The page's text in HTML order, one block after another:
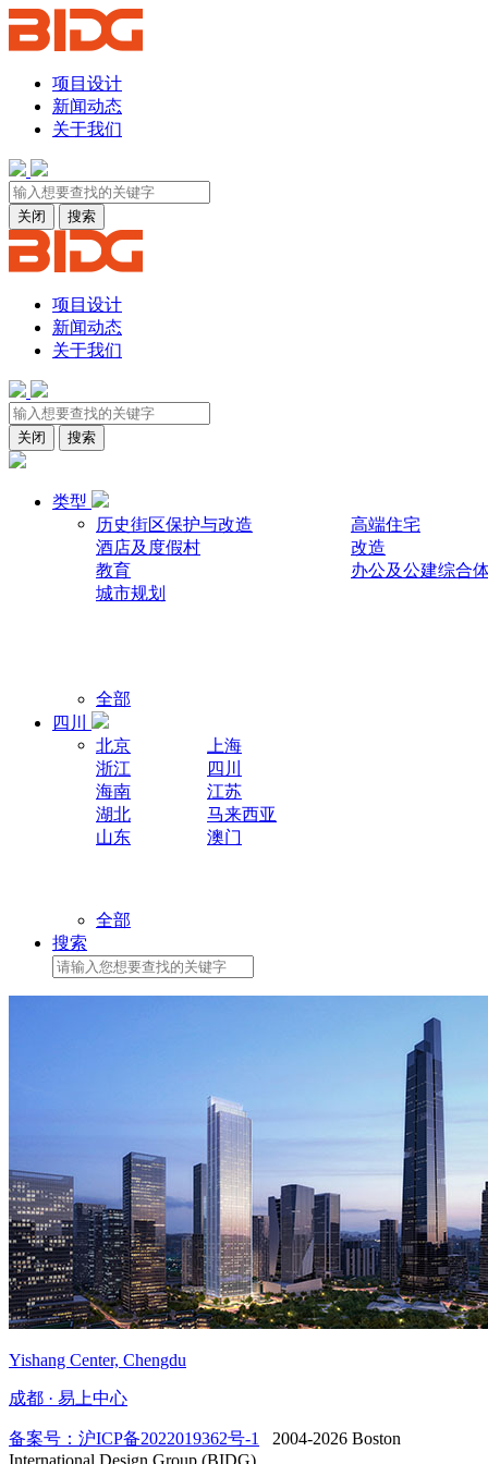
项目设计
新闻动态
关于我们
关闭 搜索
项目设计
新闻动态
关于我们
关闭 搜索
类型
历史街区保护与改造
高端住宅
酒店及度假村
改造
教育
办公及公建综合
城市规划
全部
四川
北京
上海
浙江
四川
海南
江苏
湖北
马来西亚
山东
澳门
全部
搜索
Yishang Center, Chengdu
成都 · 易上中心
备案号：沪ICP备2022019362号-1
2004-2026 Boston
International Design Group (BIDG).